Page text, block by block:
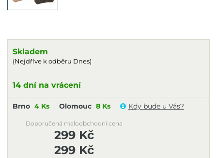
Skladem
(Nejdříve k odběru Dnes)
14 dní na vrácení
Brno 4 Ks Olomouc 8 Ks Kdy bude u Vás?
299 Kč
Doporučená maloobchodní cena
299 Kč